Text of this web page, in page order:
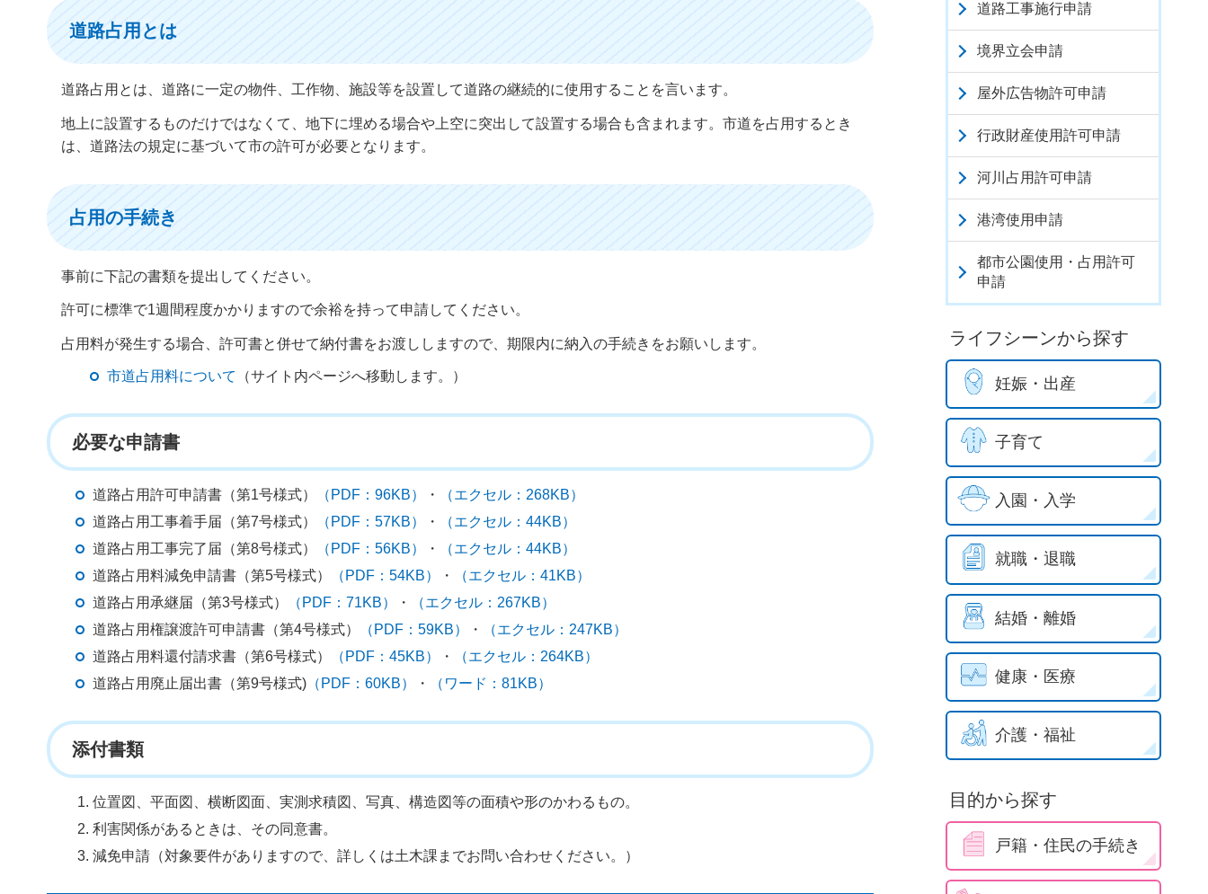
道路占用とは
道路占用とは、道路に一定の物件、工作物、施設等を設置して道路の継続的に使用することを言います。
地上に設置するものだけではなくて、地下に埋める場合や上空に突出して設置する場合も含まれます。市道を占用するとき
は、道路法の規定に基づいて市の許可が必要となります。
占用の手続き
事前に下記の書類を提出してください。
許可に標準で1週間程度かかりますので余裕を持って申請してください。
占用料が発生する場合、許可書と併せて納付書をお渡ししますので、期限内に納入の手続きをお願いします。
市道占用料について （サイト内ページへ移動します。）
必要な申請書
道路占用許可申請書（第1号様式） （PDF：96KB） ・
（エクセル：268KB）
道路占用工事着手届（第7号様式）
（PDF：57KB） ・
（エクセル：44KB）
道路占用工事完了届（第8号様式）
（PDF：56KB） ・
（エクセル：44KB）
道路占用料減免申請書（第5号様式）
（PDF：54KB） ・
（エクセル：41KB）
道路占用承継届（第3号様式）
（PDF：71KB） ・
（エクセル：267KB）
道路占用権譲渡許可申請書（第4号様式）
（PDF：59KB） ・
（エクセル：247KB）
道路占用料還付請求書（第6号様式）
（PDF：45KB） ・
（エクセル：264KB）
道路占用廃止届出書（第9号様式) （PDF：60KB） ・ （ワード：81KB）
添付書類
位置図、平面図、横断図面、実測求積図、写真、構造図等の面積や形のかわるもの。
利害関係があるときは、その同意書。
減免申請（対象要件がありますので、詳しくは土木課までお問い合わせください。）
道路工事施行申請
境界立会申請
屋外広告物許可申請
行政財産使用許可申請
河川占用許可申請
港湾使用申請
都市公園使用・占用許可
申請
ライフシーンから探す
妊娠・出産
子育て
入園・入学
就職・退職
結婚・離婚
健康・医療
介護・福祉
目的から探す
戸籍・住民の手続き